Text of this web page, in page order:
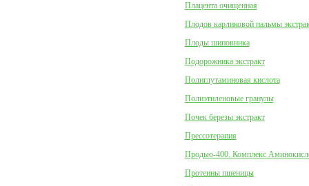
Плацента очищенная
Плодов карликовой пальмы
Плоды шиповника
Подорожника экстракт
Полиглутаминовая кислота
Полиэтиленовые гранулы
Почек березы экстракт
Прессотерапия
Продью-400. Комплекс
Протеины пшеницы